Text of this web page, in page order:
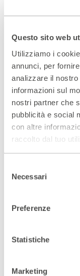
Questo sito web
Utilizziamo i
annunci, per
analizzare il
informazioni sul
nostri partner che
pubblicità e social
con altre
raccolto dal tuo
delNecessari
Preferenze
Statistiche
Marketing
“seria” e
buffonata tragica.
INCONTRO
Il berretto della follia